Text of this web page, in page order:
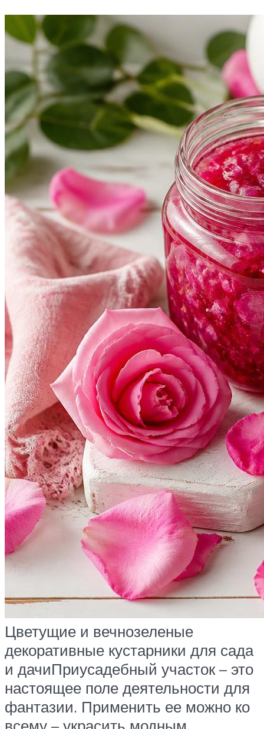
Цветущие и вечнозеленые
декоративные кустарники для сада
и дачиПриусадебный участок – это
настоящее поле деятельности для
фантазии. Применить ее можно ко
всему – украсить модным…